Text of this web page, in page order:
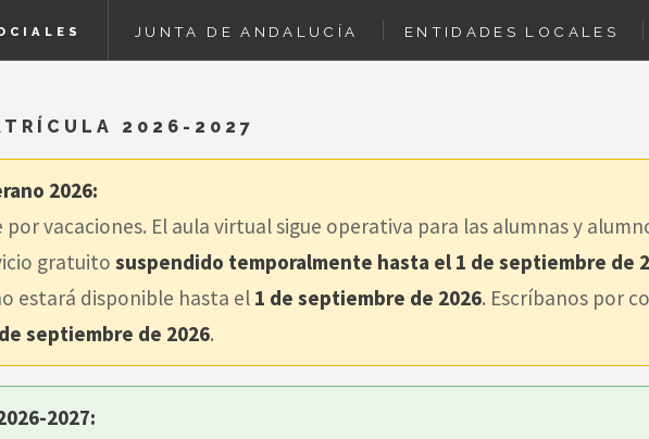
JUNTA DE ANDALUCÍA ENTIDADES LOCALES
2026-2027
2026:
vacaciones. El aula virtual sigue operativa para las alumnas y
gratuito suspendido temporalmente hasta el 1 de septiembre de
estará disponible hasta el 1 de septiembre de 2026. Escríbanos por
septiembre de 2026.
2027: